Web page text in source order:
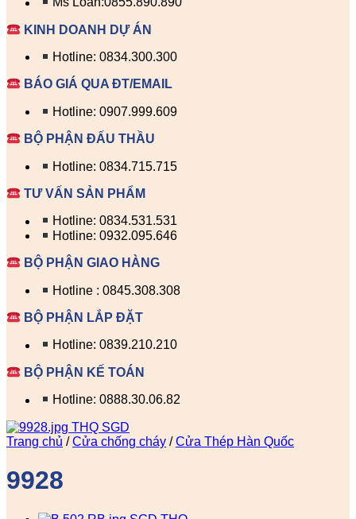
KINH DOANH DỰ ÁN
Hotline: 0834.300.300
BÁO GIÁ QUA ĐT/EMAIL
Hotline: 0907.999.609
BỘ PHẬN ĐẤU THẦU
Hotline: 0834.715.715
TƯ VẤN SẢN PHẨM
Hotline: 0834.531.531
Hotline: 0932.095.646
BỘ PHẬN GIAO HÀNG
Hotline : 0845.308.308
BỘ PHẬN LẮP ĐẶT
Hotline: 0839.210.210
BỘ PHẬN KẾ TOÁN
Hotline: 0888.30.06.82
Trang chủ / Cửa chống cháy / Cửa Thép Hàn Quốc
9928